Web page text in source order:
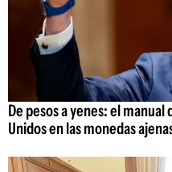
De pesos a yenes: el
Unidos en las monedas